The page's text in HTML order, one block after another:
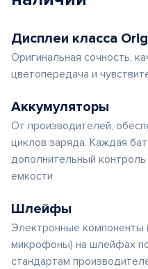
Дисплеи класса
Оригинальная сочность,
цветопередача и
Аккумуляторы
От производителей,
циклов заряда. Каждая
дополнительный
емкости
Шлейфы
Электронные компоненты
микрофоны) на шлейфах
стандартам